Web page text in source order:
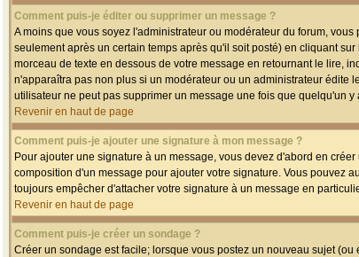
Comment puis-je éditer ou supprimer un message ?
A moins que vous soyez l'administrateur ou modérateur du forum,
seulement après un certain temps après qu'il soit posté) en cliquant sur
morceau de texte en dessous de votre message en retournant le lire,
n'apparaîtra pas non plus si un modérateur ou un administrateur édite
utilisateur ne peut pas supprimer un message une fois que quelqu'un y
Revenir en haut de page
Comment puis-je ajouter une signature à mon message ?
Pour ajouter une signature à un message, vous devez d'abord en
composition d'un message pour ajouter votre signature. Vous pouvez
toujours empêcher d'attacher votre signature à un message en
Revenir en haut de page
Comment puis-je créer un sondage ?
Créer un sondage est facile; lorsque vous postez un nouveau sujet